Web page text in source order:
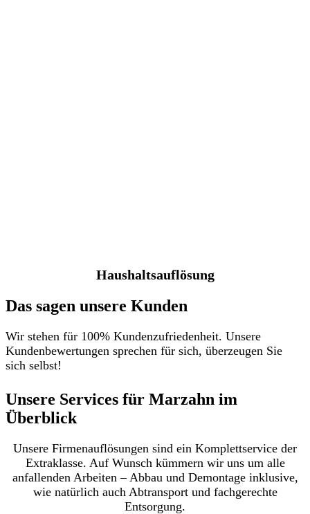
Haushaltsauflösung
Das sagen unsere Kunden
Wir stehen für 100% Kundenzufriedenheit. Unsere
Kundenbewertungen sprechen für sich, überzeugen Sie
sich selbst!
Unsere Services für Marzahn im
Überblick​
Unsere Firmenauflösungen sind ein Komplettservice der
Extraklasse. Auf Wunsch kümmern wir uns um alle
anfallenden Arbeiten – Abbau und Demontage inklusive,
wie natürlich auch Abtransport und fachgerechte
Entsorgung.